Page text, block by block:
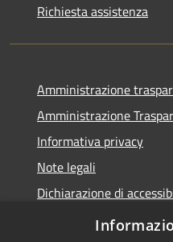
Richiesta assistenza
Amministrazione
Amministrazione
Informativa privacy
Note legali
Dichiarazione di
Obiettivi di accessibilità